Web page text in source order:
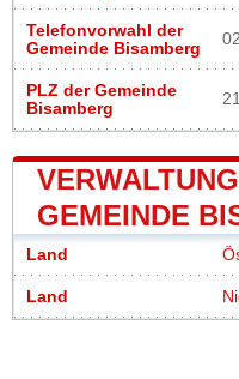
Telefonvorwahl der
Gemeinde Bisamberg
PLZ der Gemeinde
Bisamberg
GEMEINDE
Land
Land